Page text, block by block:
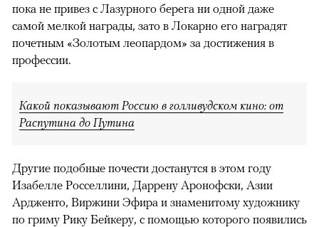
пока не привез с Лазурного берега ни одной даже
самой мелкой награды, зато в Локарно его наградят
почетным «Золотым леопардом» за достижения в
профессии.
Какой показывают Россию в голливудском кино: от
Распутина до Путина
Другие подобные почести достанутся в этом году
Изабелле Росселлини, Даррену Аронофски, Азии
Ардженто, Виржини Эфира и знаменитому художнику
по гриму Рику Бейкеру, с помощью которого появились